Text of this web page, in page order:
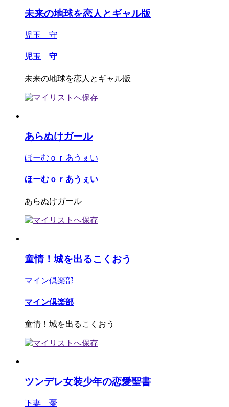
未来の地球を恋人とギャル版
児玉 守
児玉 守
未来の地球を恋人とギャル版
あらぬけガール
ほーむｏｒあうぇい
ほーむｏｒあうぇい
あらぬけガール
童情！城を出るこくおう
マイン倶楽部
マイン倶楽部
童情！城を出るこくおう
ツンデレ女装少年の恋愛聖書
下妻 憂